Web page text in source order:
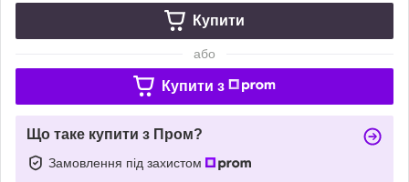
Купити
або
Купити з
Що таке купити з Пром?
Замовлення під захистом